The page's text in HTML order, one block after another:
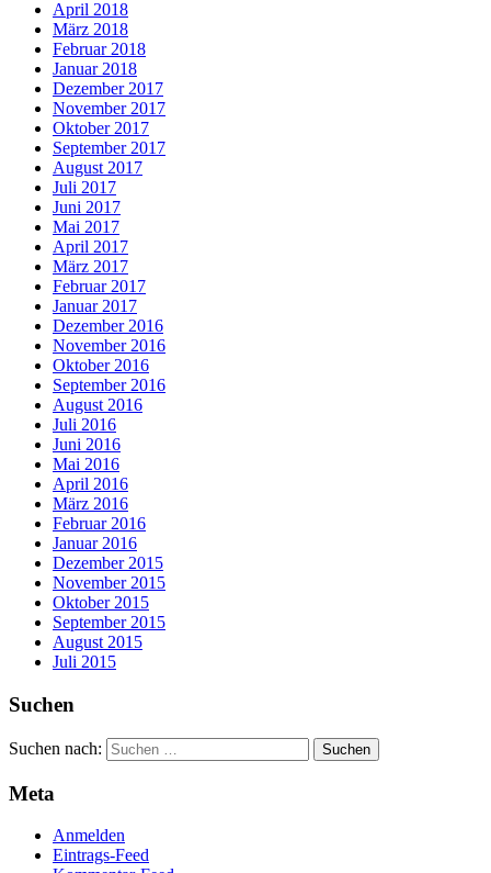
April 2018
März 2018
Februar 2018
Januar 2018
Dezember 2017
November 2017
Oktober 2017
September 2017
August 2017
Juli 2017
Juni 2017
Mai 2017
April 2017
März 2017
Februar 2017
Januar 2017
Dezember 2016
November 2016
Oktober 2016
September 2016
August 2016
Juli 2016
Juni 2016
Mai 2016
April 2016
März 2016
Februar 2016
Januar 2016
Dezember 2015
November 2015
Oktober 2015
September 2015
August 2015
Juli 2015
Suchen
Suchen nach:
Meta
Anmelden
Eintrags-Feed